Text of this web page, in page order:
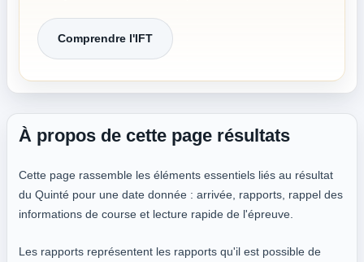
Comprendre l'IFT
À propos de cette page résultats
Cette page rassemble les éléments essentiels liés au résultat
du Quinté pour une date donnée : arrivée, rapports, rappel des
informations de course et lecture rapide de l'épreuve.
Les rapports représentent les rapports qu'il est possible de